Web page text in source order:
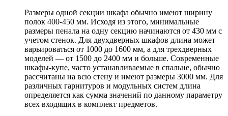
Размеры одной секции шкафа обычно имеют ширину
полок 400-450 мм. Исходя из этого, минимальные
размеры пенала на одну секцию начинаются от 430 мм с
учетом стенок. Для двухдверных шкафов длина может
варьироваться от 1000 до 1600 мм, а для трехдверных
моделей — от 1500 до 2400 мм и больше. Современные
шкафы-купе, часто устанавливаемые в спальне, обычно
рассчитаны на всю стену и имеют размеры 3000 мм. Для
различных гарнитуров и модульных систем длина
определяется как сумма значений по данному параметру
всех входящих в комплект предметов.